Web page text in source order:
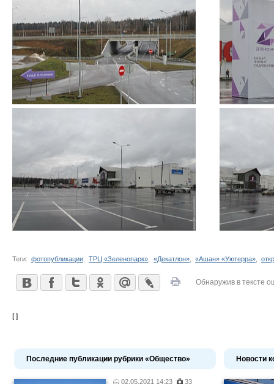
Теги: фотопубликации ТРЦ «Зеленопарк» «Декатлон» «Ашан» «Уютерра»
Обнаружив в тексте
[ ]
Последние публикации рубрики «Общество»
02.05.2021 14:23 33
Новости